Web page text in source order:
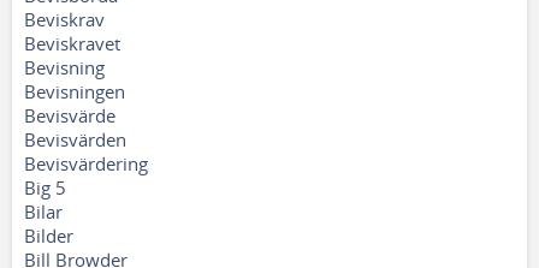
Beviskrav
Beviskravet
Bevisning
Bevisningen
Bevisvärde
Bevisvärden
Bevisvärdering
Big 5
Bilar
Bilder
Bill Browder